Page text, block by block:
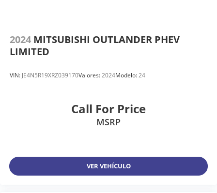
2024 MITSUBISHI OUTLANDER PHEV
LIMITED
VIN: JE4N5R19XRZ039170Valores:2024Modelo:24
Call For Price
MSRP
VER VEHÍCULO